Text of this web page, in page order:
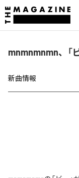
mnmnmnmn、「
新曲情報